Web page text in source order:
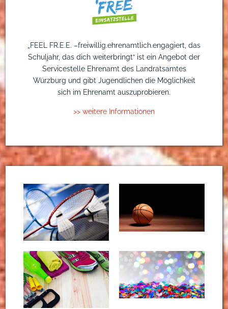
„FEEL FR.E.E. –freiwillig.ehrenamtlich.engagiert, das
Schuljahr, das dich weiterbringt“ ist ein Angebot der
Servicestelle Ehrenamt des Landratsamtes
Würzburg und gibt Jugendlichen die Möglichkeit
sich im Ehrenamt auszuprobieren.
>> weitere Informationen